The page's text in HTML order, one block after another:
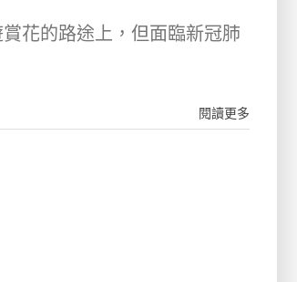
花的路途上，但面臨新冠肺
閱讀更多